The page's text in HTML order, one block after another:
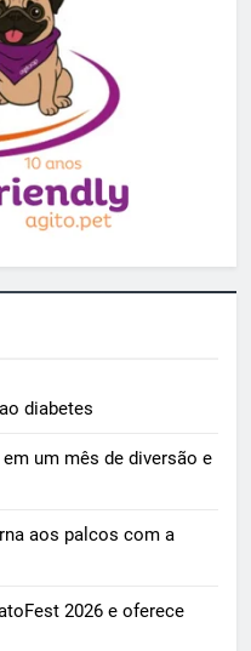
diabetes
um mês de diversão e
aos palcos com a
2026 e oferece